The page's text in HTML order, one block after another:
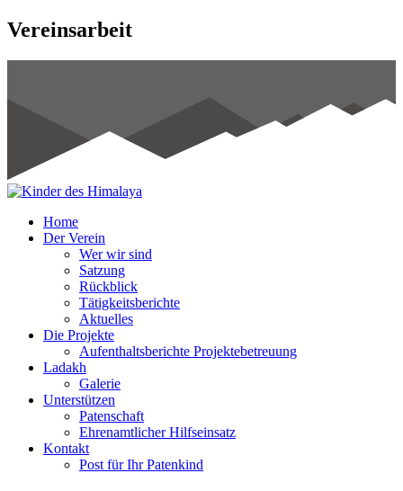
Vereinsarbeit
Home
Der Verein
Wer wir sind
Satzung
Rückblick
Tätigkeitsberichte
Aktuelles
Die Projekte
Aufenthaltsberichte Projektebetreuung
Ladakh
Galerie
Unterstützen
Patenschaft
Ehrenamtlicher Hilfseinsatz
Kontakt
Post für Ihr Patenkind